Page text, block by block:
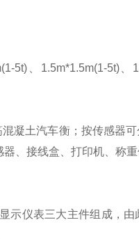
5t)、1.5m*1.5m(1-5t)、
凝土汽车衡；按传感器
、接线盒、打印机、称
示仪表三大主件组成，